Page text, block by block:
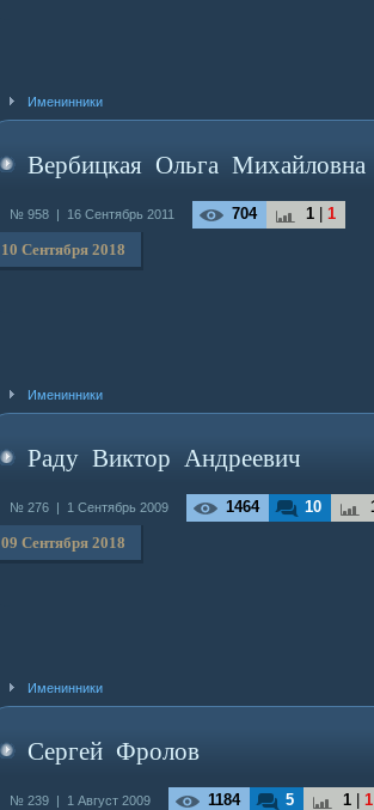
Именинники
Вербицкая Ольга Михайловна
№ 958 | 16 Сентябрь 2011 704 1
1
10 Сентября 2018
Именинники
Раду Виктор Андреевич
№ 276 | 1 Сентябрь 2009 1464 10
09 Сентября 2018
Именинники
Сергей Фролов
№ 239 | 1 Август 2009 1184 5 1
1